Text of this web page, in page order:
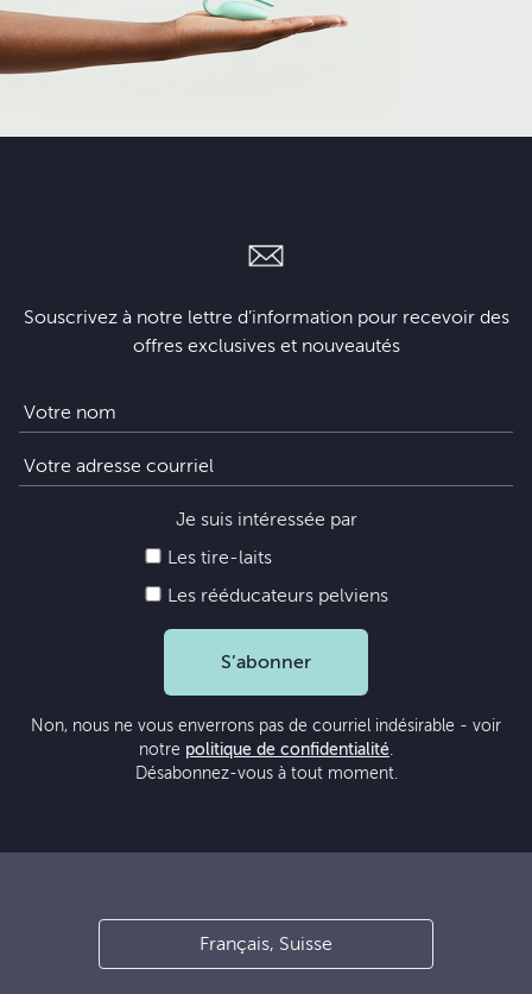
Souscrivez à notre lettre d’information pour recevoir des
offres exclusives et nouveautés
Je suis intéressée par
Les tire-laits
Les rééducateurs pelviens
S’abonner
Non, nous ne vous enverrons pas de courriel indésirable - voir
notre politique de confidentialité.
Désabonnez-vous à tout moment.
Français, Suisse